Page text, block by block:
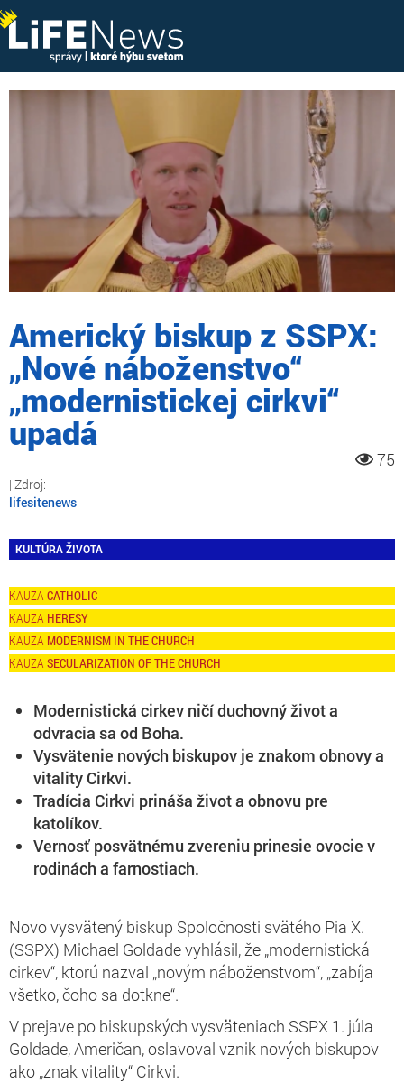
Americký biskup z SSPX:
„Nové náboženstvo“
„modernistickej cirkvi“
upadá
75
lifesitenews
KULTÚRA ŽIVOTA
CATHOLIC
HERESY
MODERNISM IN THE CHURCH
SECULARIZATION OF THE CHURCH
Modernistická cirkev ničí duchovný život a
odvracia sa od Boha.
Vysvätenie nových biskupov je znakom obnovy a
vitality Cirkvi.
Tradícia Cirkvi prináša život a obnovu pre
katolíkov.
Vernosť posvätnému zvereniu prinesie ovocie v
rodinách a farnostiach.
Novo vysvätený biskup Spoločnosti svätého Pia X.
(SSPX) Michael Goldade vyhlásil, že „modernistická
cirkev“, ktorú nazval „novým náboženstvom“, „zabíja
všetko, čoho sa dotkne“.
V prejave po biskupských vysväteniach SSPX 1. júla
Goldade, Američan, oslavoval vznik nových biskupov
ako „znak vitality“ Cirkvi.